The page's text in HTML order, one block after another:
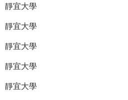
靜宜大學
靜宜大學
靜宜大學
靜宜大學
靜宜大學